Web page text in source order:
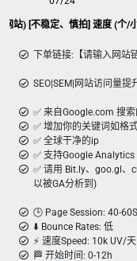
SEO 访问量(20s 留存网站) [不稳定、慎拍] 速度 (
下单链接:【请输入网站
SEO|SEM|网站访问量提
✅ 来自Google.com 搜索
✅ 增加你的关键词如格
✅ 全球干净的ip
✅ 支持Google Analytics
✅ 请用 Bit.ly、goo.gl、
以被GA分析到)
🕒 Page Session: 40-
⬇️ Bounce Rates: 低
⚡️ 速度Speed: 10k UV/天
🏁 开始时间: 0-12h